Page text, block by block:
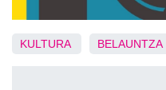
KULTURA BELAUNTZA